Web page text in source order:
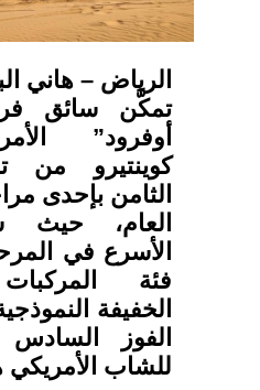
الرياض – هاني
تمكَّن سائق
أوفرود”
كوينتيرو من
الثامن بإحدى
العام، حيث
الأسرع في
فئة
الفوز السادس
للشاب الأمريكي